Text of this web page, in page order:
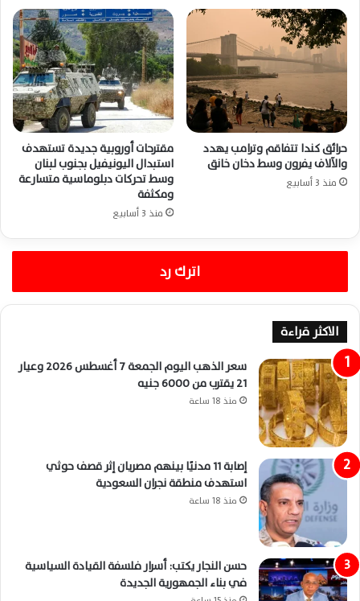
حرائق كندا تتفاقم وترامب يهدد
والآلاف يفرون وسط دخان خانق
منذ 3 أسابيع
مقترحات أوروبية جديدة تستهدف
استبدال اليونيفيل بجنوب لبنان
وسط تحركات دبلوماسية متسارعة
ومكثفة
منذ 3 أسابيع
اترك رد
الاكثر قراءة
سعر الذهب اليوم الجمعة 7 أغسطس 2026 وعيار
21 يقترب من 6000 جنيه
منذ 18 ساعة
إصابة 11 مدنيًا بينهم مصريان إثر قصف حوثي
استهدف منطقة نجران السعودية
منذ 18 ساعة
حسن النجار يكتب: أسرار فلسفة القيادة السياسية
في بناء الجمهورية الجديدة